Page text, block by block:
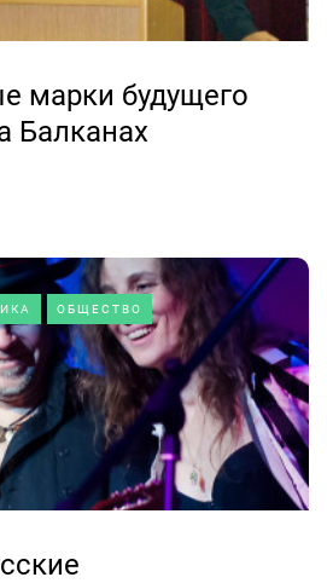
марки будущего
Балканах
ОБЩЕСТВО